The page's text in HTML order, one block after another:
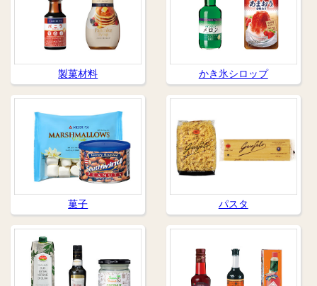
製菓材料 かき氷シロップ
菓子 パスタ